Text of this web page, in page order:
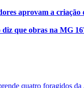
aprovam a criação
diz que obras na MG
quatro foragidos da